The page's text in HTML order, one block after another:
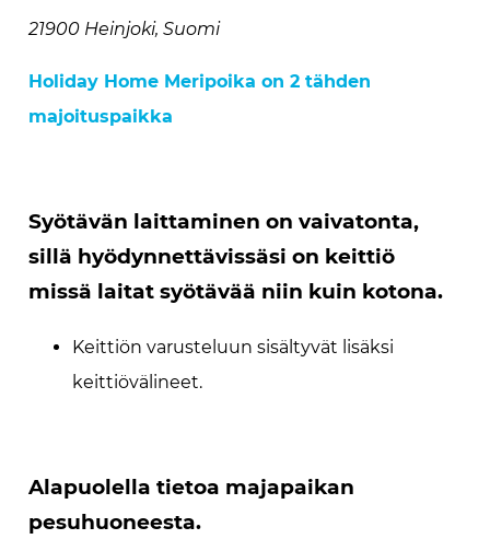
21900 Heinjoki, Suomi
Holiday Home Meripoika on 2 tähden
majoituspaikka
Syötävän laittaminen on vaivatonta,
sillä hyödynnettävissäsi on keittiö
missä laitat syötävää niin kuin kotona.
Keittiön varusteluun sisältyvät lisäksi
keittiövälineet.
Alapuolella tietoa majapaikan
pesuhuoneesta.